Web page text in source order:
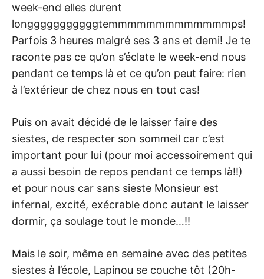
week-end elles durent
longggggggggggtemmmmmmmmmmmmmps!
Parfois 3 heures malgré ses 3 ans et demi! Je te
raconte pas ce qu’on s’éclate le week-end nous
pendant ce temps là et ce qu’on peut faire: rien
à l’extérieur de chez nous en tout cas!
Puis on avait décidé de le laisser faire des
siestes, de respecter son sommeil car c’est
important pour lui (pour moi accessoirement qui
a aussi besoin de repos pendant ce temps là!!)
et pour nous car sans sieste Monsieur est
infernal, excité, exécrable donc autant le laisser
dormir, ça soulage tout le monde…!!
Mais le soir, même en semaine avec des petites
siestes à l’école, Lapinou se couche tôt (20h-